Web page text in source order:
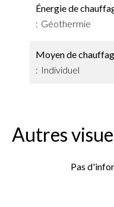
Énergie de
Géothermie
Moyen de
Individuel
Autres
Pas